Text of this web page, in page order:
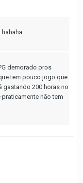
demorado pros
tem pouco jogo que
gastando 200 horas no
não tem